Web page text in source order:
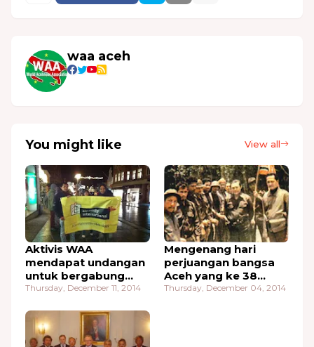
waa aceh
You might like View all
Aktivis WAA
mendapat undangan
untuk bergabung
pada hari ulang tahun
Internstional yang ke
53 tahun.
Thursday, December 11, 2014
Mengenang hari
perjuangan bangsa
Aceh yang ke 38
Tahun, 4 december
Thursday, December 04, 2014